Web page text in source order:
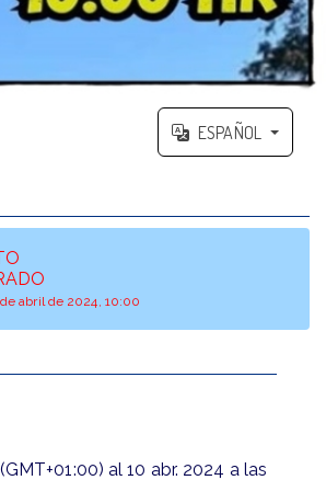
ESPAÑOL
abril de 2024, 10:00
al10 abr. 2024 a las